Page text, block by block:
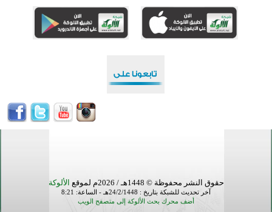
اختتام الدورة التاسعة لمسابقة حفظ وتلاوة القرآن الكريم في أزناكاييف
حقوق النشر محفوظة © 1448هـ / 2026م لموقع الألوكة
آخر تحديث للشبكة بتاريخ : 24/2/1448هـ - الساعة: 8:21
أضف محرك بحث الألوكة إلى متصفح الويب